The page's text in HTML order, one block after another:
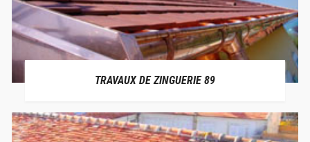
TRAVAUX DE ZINGUERIE 89